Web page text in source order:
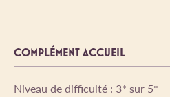
COMPLÉMENT ACCUEIL
Niveau de difficulté : 3* sur 5*